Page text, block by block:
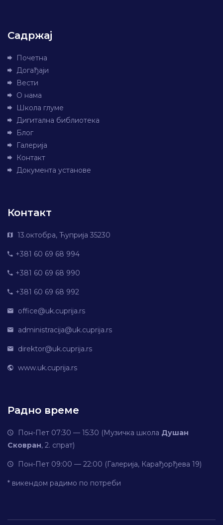
Садржај
Почетна
Догађаји
Вести
О нама
Школа глуме
Дигитална библиотека
Блог
Галерија
Контакт
Документа установе
Контакт
13.октобра, Ћуприја 35230
+381 60 69 68 994
+381 60 69 68 990
+381 60 69 68 992
office@uk.cuprija.rs
administracija@uk.cuprija.rs
direktor@uk.cuprija.rs
www.uk.cuprija.rs
Радно време
Пон-Пет 07:30 — 15:30 (Музичка школа Душан
Сковран, 2. спрат)
Пон-Пет 09:00 — 22:00 (Галерија, Карађорђева 19)
* викендом радимо по потреби